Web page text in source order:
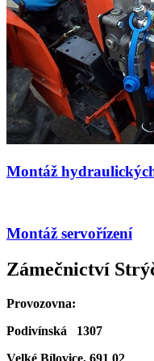
Montáž
Montáž servořízení
Zámečnictví
Provozovna:
Podivínská 1307
Velké Bílovice, 691 02